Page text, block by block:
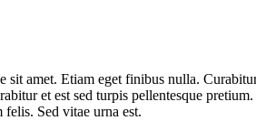
sit amet. Etiam eget finibus nulla.
et est sed turpis pellentesque
Sed vitae urna est.